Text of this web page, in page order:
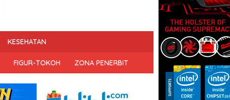
KESEHATAN
FIGUR-TOKOH ZONA PENERBIT